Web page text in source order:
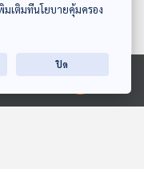
ทย
หลักประกัน
ว่ และเหลื่อมล้ำ
กิจติดบ้าน
มเติมที่นโยบายคุ้มครอง
ปิด